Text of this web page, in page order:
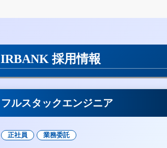
IRBANK 採用情報
フルスタックエンジニア
正社員 業務委託